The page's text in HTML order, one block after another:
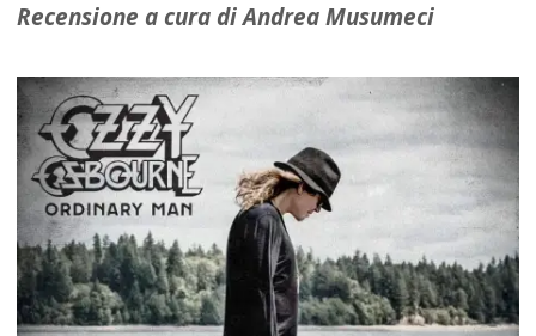
Recensione a cura di Andrea Musumeci